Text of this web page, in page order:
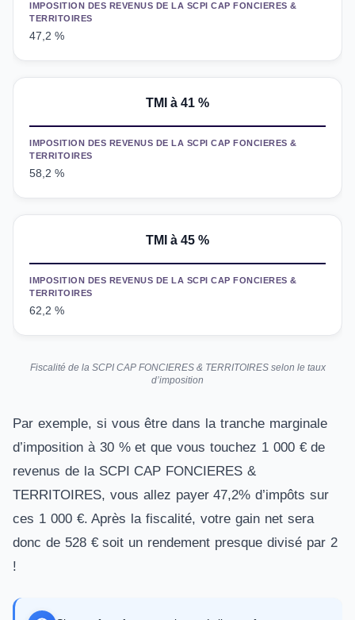
IMPOSITION DES REVENUS DE LA SCPI CAP FONCIERES &
TERRITOIRES
47,2 %
TMI à 41 %
IMPOSITION DES REVENUS DE LA SCPI CAP FONCIERES &
TERRITOIRES
58,2 %
TMI à 45 %
IMPOSITION DES REVENUS DE LA SCPI CAP FONCIERES &
TERRITOIRES
62,2 %
Fiscalité de la SCPI CAP FONCIERES & TERRITOIRES selon le taux
d’imposition
Par exemple, si vous être dans la tranche marginale
d’imposition à 30 % et que vous touchez 1 000 € de
revenus de la SCPI CAP FONCIERES &
TERRITOIRES, vous allez payer 47,2% d’impôts sur
ces 1 000 €. Après la fiscalité, votre gain net sera
donc de 528 € soit un rendement presque divisé par 2
!